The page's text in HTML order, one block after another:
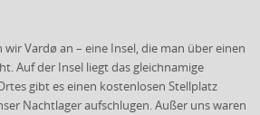
Vardø an – eine Insel, die man über einen
Auf der Insel liegt das gleichnamige
gibt es einen kostenlosen Stellplatz
Nachtlager aufschlugen. Außer uns waren